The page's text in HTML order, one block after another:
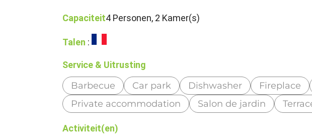
Capaciteit4 Personen, 2 Kamer(s)
Talen :
Service & Uitrusting
Barbecue Car park Dishwasher Fireplace
Private accommodation
Salon de jardin
Activiteit(en)